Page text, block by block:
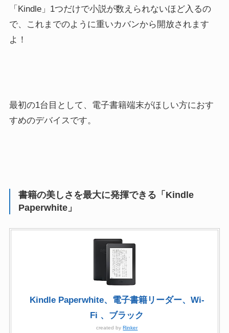
「Kindle」1つだけで小説が数えられないほど入るの
で、これまでのように重いカバンから開放されます
よ！
最初の1台目として、電子書籍端末がほしい方におす
すめのデバイスです。
書籍の美しさを最大に発揮できる「Kindle
Paperwhite」
Kindle Paperwhite、電子書籍リーダー、Wi-
Fi 、ブラック
created byRinker